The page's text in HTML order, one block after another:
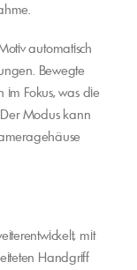
automatisch
Bewegte
Fokus, was die
Modus kann
mit
Handgriff